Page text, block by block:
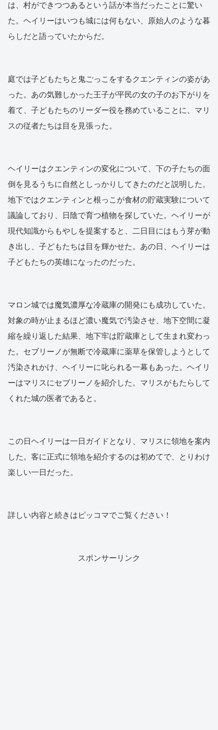
は、村ができつつあるという話が本当だったことに驚い
た。ヘイリーはいつも城には何もない、原始人のような暮
らしだと語っていたからだ。
庭では子どもたちと鬼ごっこをするクエンティンの姿があ
った。あの気難しかった王子が平民の女の子のお下がりを
着て、子どもたちのリーダー役を務めていることに、マリ
スの従者たちは目を見張った。
ヘイリーはクエンティンの変化について、下の子たちの面
倒を見るうちに自然としっかりしてきたのだと説明した。
地下ではクエンティンと根っこが食材の貯蔵実験について
議論しており、日陰で育つ植物を探していた。ヘイリーが
現代知識からもやしを提案すると、二日目にはもう芽が動
き出し、子どもたちは目を輝かせた。あの日、ヘイリーは
子どもたちの英雄になったのだった。
マロン城では魔気濃厚な冷蔵庫の開発にも成功していた。
対象の時が止まるほど濃い魔気で汚染させ、地下空間に凝
縮を繰り返した結果、地下牢は貯蔵庫として生まれ変わっ
た。セブリーノが無断で冷蔵庫に薬草を保管しようとして
汚染されかけ、ヘイリーに叱られる一幕もあった。ヘイリ
ーはマリスにセブリーノを紹介した。マリスがもたらして
くれた城の医者であると。
この日ヘイリーは一日ガイドとなり、マリスに領地を案内
した。客に正式に領地を紹介するのは初めてで、とりわけ
楽しい一日だった。
詳しい内容と続きはピッコマでご覧ください！
スポンサーリンク